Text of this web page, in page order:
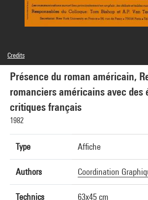
Présence du roman américain,
romanciers américains avec des
critiques français
1982
Type Affiche
Authors Coordination
Technics 63x45 cm
Credits
© Centre Pompidou, 1982 ; Conception graphique :